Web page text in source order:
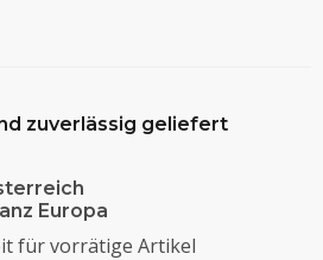
zuverlässig geliefert
Europa
für vorrätige Artikel